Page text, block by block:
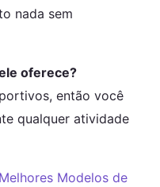
nada sem
oferece?
então você
qualquer atividade
Modelos de